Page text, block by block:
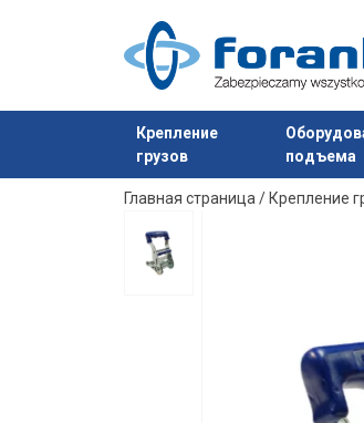
Крепление
грузов
подъема
Продукт добавлен в ваш
Главная страница / Крепление
Marking:
Standard: